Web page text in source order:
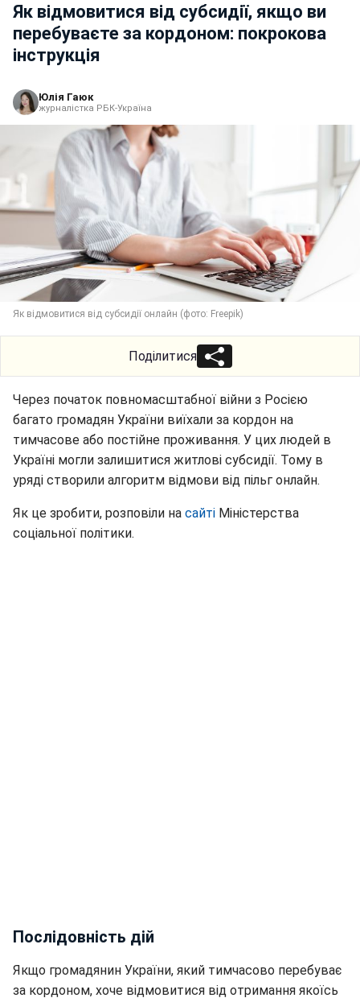
Як відмовитися від субсидії, якщо ви
перебуваєте за кордоном: покрокова
інструкція
Юлія Гаюк
журналістка РБК-Україна
Як відмовитися від субсидії онлайн (фото: Freepik)
Поділитися
Через початок повномасштабної війни з Росією
багато громадян України виїхали за кордон на
тимчасове або постійне проживання. У цих людей в
Україні могли залишитися житлові субсидії. Тому в
уряді створили алгоритм відмови від пільг онлайн.
Як це зробити, розповіли на сайті Міністерства
соціальної політики.
Послідовність дій
Якщо громадянин України, який тимчасово перебуває
за кордоном, хоче відмовитися від отримання якоїсь